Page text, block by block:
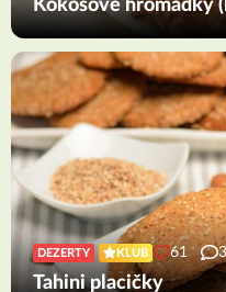
Kokosové hromádky
DEZERTY KLUB 61
Tahini placičky